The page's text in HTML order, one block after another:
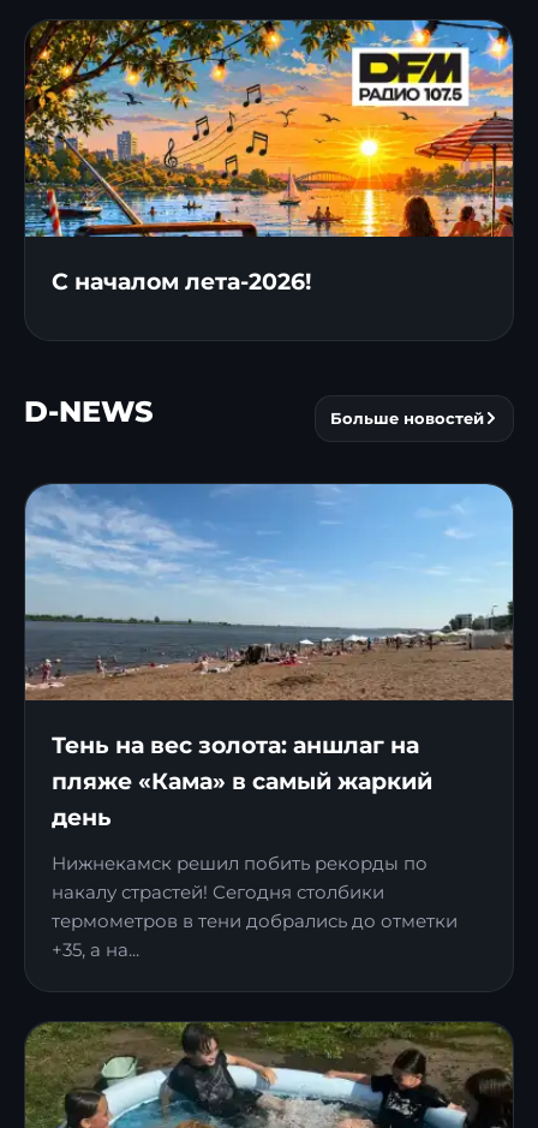
С началом лета-2026!
D-NEWS Больше новостей
Тень на вес золота: аншлаг на
пляже «Кама» в самый жаркий
день
Нижнекамск решил побить рекорды по
накалу страстей! Сегодня столбики
термометров в тени добрались до отметки
+35, а на...